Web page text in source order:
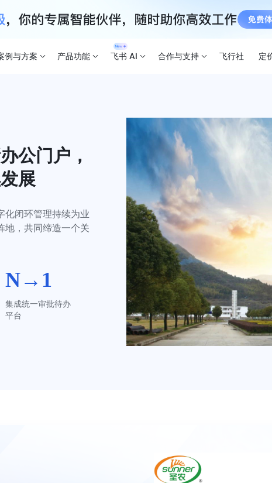
例与方案 产品功能 飞书 AI 合作与支持 飞行社 定
公门户，
展
化闭环管理持续为业
地，共同缔造一个关
N→1
集成统一审批待办
平台